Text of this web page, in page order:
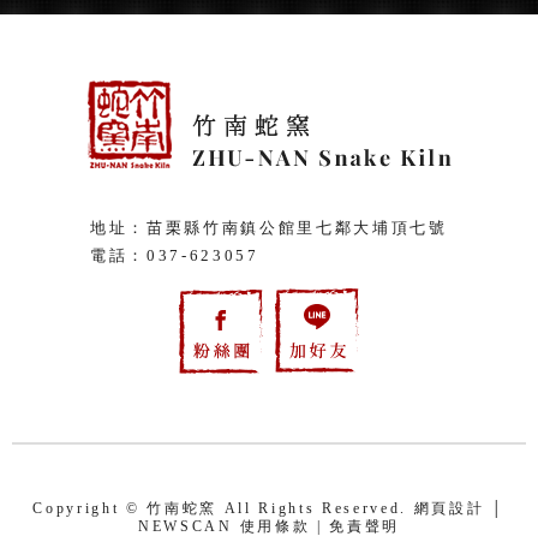
地址：苗栗縣竹南鎮公館里七鄰大埔頂七號
電話：037-623057
Copyright © 竹南蛇窯 All Rights Reserved. 網頁設計 │
NEWSCAN 使用條款 |免責聲明